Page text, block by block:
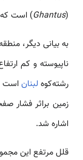
(
Ghantus) است که ارتفاعش به
به بیانی دیگر،
رشته‌کوهلبناناست
اشاره شد.
قلل مرتفع این